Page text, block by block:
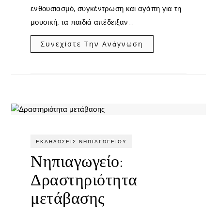
ενθουσιασμό, συγκέντρωση και αγάπη για τη
μουσική, τα παιδιά απέδειξαν…
Συνεχίστε Την Ανάγνωση
ΕΚΔΗΛΏΣΕΙΣ ΝΗΠΙΑΓΩΓΕΊΟΥ
Νηπιαγωγείο:
Δραστηριότητα
μετάβασης